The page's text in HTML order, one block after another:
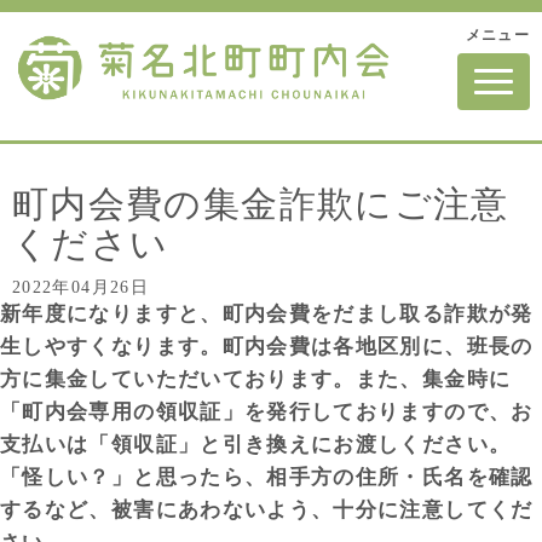
メニュー
N
a
v
t
i
町内会費の集金詐欺にご注意
ください
2022年04月26日
新年度になりますと、町内会費をだまし取る詐欺が発
生しやすくなります。町内会費は各地区別に、班長の
方に集金していただいております。また、集金時に
「町内会専用の領収証」を発行しておりますので、お
支払いは「領収証」と引き換えにお渡しください。
「怪しい？」と思ったら、相手方の住所・氏名を確認
するなど、被害にあわないよう、十分に注意してくだ